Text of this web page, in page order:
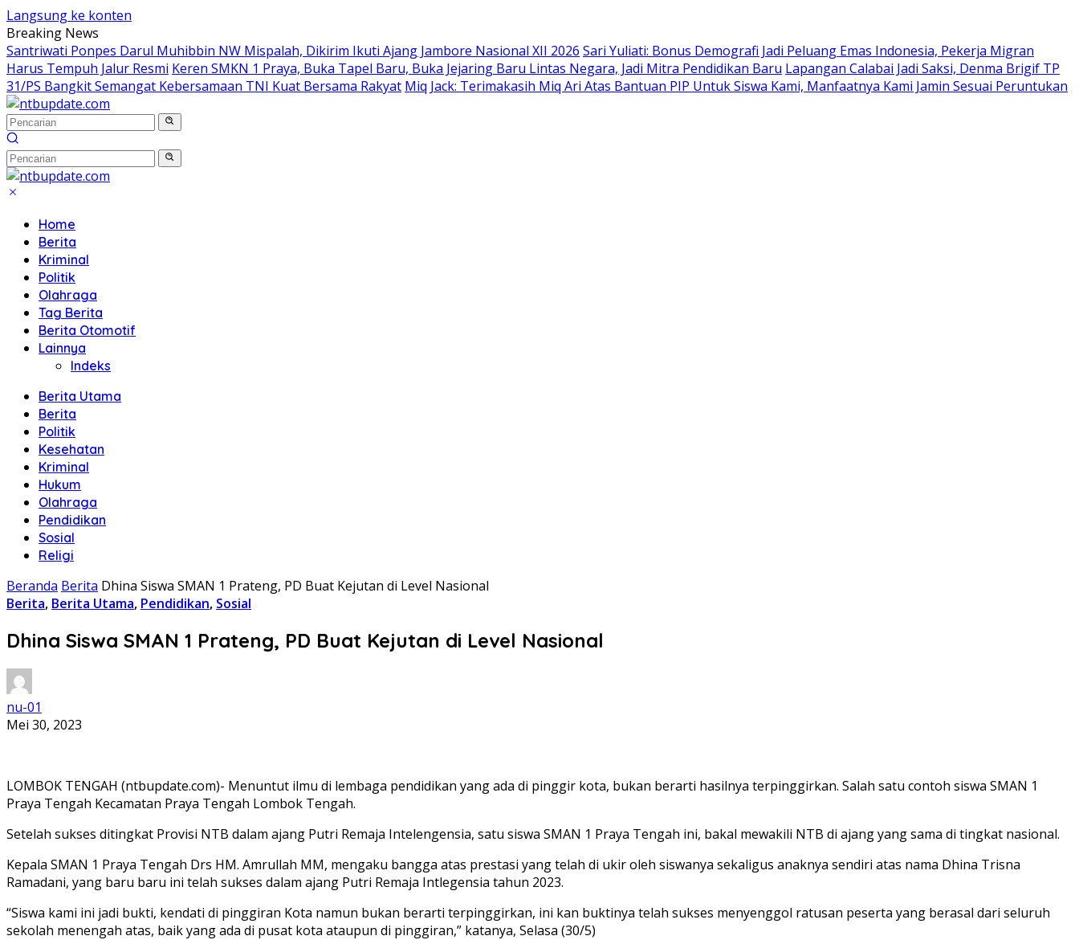
Langsung ke konten
Breaking News
Santriwati Ponpes Darul Muhibbin NW Mispalah, Dikirim Ikuti Ajang Jambore Nasional XII 2026 Sari Yuliati: Bonus Demografi Jadi Peluang Emas Indonesia, Pekerja Migran
Harus Tempuh Jalur Resmi Keren SMKN 1 Praya, Buka Tapel Baru, Buka Jejaring Baru Lintas Negara, Jadi Mitra Pendidikan Baru Lapangan Calabai Jadi Saksi, Denma Brigif TP
31/PS Bangkit Semangat Kebersamaan TNI Kuat Bersama Rakyat Miq Jack: Terimakasih Miq Ari Atas Bantuan PIP Untuk Siswa Kami, Manfaatnya Kami Jamin Sesuai Peruntukan
Home
Berita
Kriminal
Politik
Olahraga
Tag Berita
Berita Otomotif
Lainnya
Indeks
Berita Utama
Berita
Politik
Kesehatan
Kriminal
Hukum
Olahraga
Pendidikan
Sosial
Religi
Beranda Berita Dhina Siswa SMAN 1 Prateng, PD Buat Kejutan di Level Nasional
Berita, Berita Utama, Pendidikan, Sosial
Dhina Siswa SMAN 1 Prateng, PD Buat Kejutan di Level Nasional
nu-01
Mei 30, 2023
LOMBOK TENGAH (ntbupdate.com)- Menuntut ilmu di lembaga pendidikan yang ada di pinggir kota, bukan berarti hasilnya terpinggirkan. Salah satu contoh siswa SMAN 1
Praya Tengah Kecamatan Praya Tengah Lombok Tengah.
Setelah sukses ditingkat Provisi NTB dalam ajang Putri Remaja Intelengensia, satu siswa SMAN 1 Praya Tengah ini, bakal mewakili NTB di ajang yang sama di tingkat nasional.
Kepala SMAN 1 Praya Tengah Drs HM. Amrullah MM, mengaku bangga atas prestasi yang telah di ukir oleh siswanya sekaligus anaknya sendiri atas nama Dhina Trisna
Ramadani, yang baru baru ini telah sukses dalam ajang Putri Remaja Intlegensia tahun 2023.
“Siswa kami ini jadi bukti, kendati di pinggiran Kota namun bukan berarti terpinggirkan, ini kan buktinya telah sukses menyenggol ratusan peserta yang berasal dari seluruh
sekolah menengah atas, baik yang ada di pusat kota ataupun di pinggiran,” katanya, Selasa (30/5)